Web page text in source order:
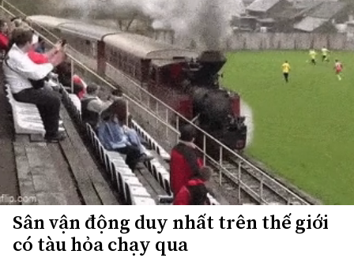
Sân vận động duy nhất trên thế giới
có tàu hỏa chạy qua